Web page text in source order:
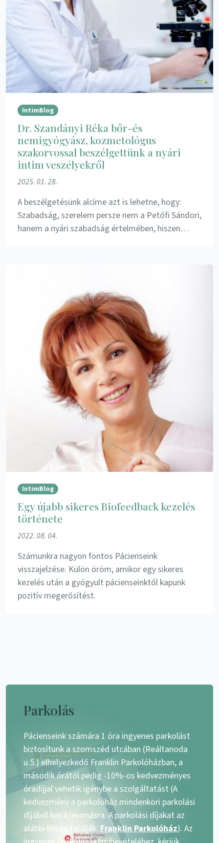
IntimBlog
Dr. Szandányi Réka bőr-és
nemigyógyász, kozmetológus
szakorvossal beszélgettünk a nyári
intim veszélyekről
2025. 01. 28.
A beszélgetésünk alcíme azt is lehetne, hogy:
Szabadság, szerelem persze nem a Petőfi Sándori,
hanem a nyári szabadság értelmében, hiszen…
IntimBlog
Egy újabb sikeres Biofeedback kezelés
története
2022. 08. 04.
Számunkra nagyon fontos Pácienseink
visszajelzése. Külön öröm, amikor egy sikeres
kezelés után a gyógyult pácienseinktől kapunk
pozitív megerősítést.
Parkolás
Pácienseink számára 1 óra ingyenes parkolást
biztosítunk a szomszéd utcában (Reáltanoda
u.5.) elhelyezkedő Franklin Parkolóházban, a
második órától pedig -10%-os kedvezményes
óradíjjal vehetik igénybe a szolgáltatást (A
kedvezmény a parkolóház mindenkori parkolási
díjából kerül levonásra. A parkolási díjakat az
alábbi linken találják: Franklin Parkolóház). Az